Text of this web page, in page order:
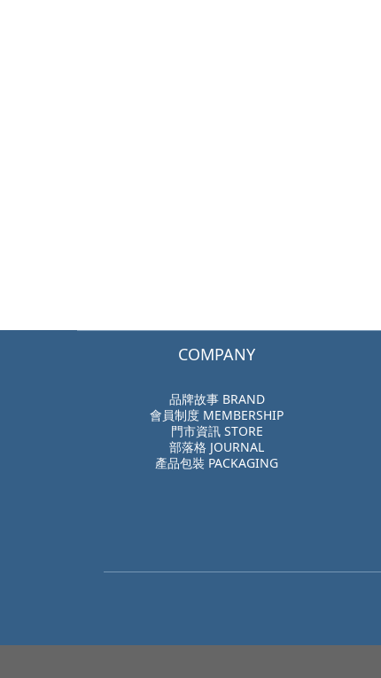
COMPANY
品牌故事 BRAND
會員制度 MEMBERSHIP
門市資訊 STORE
部落格 JOURNAL
產品包裝 PACKAGING